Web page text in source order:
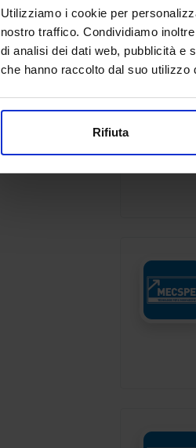
Utilizziamo i cookie per
nostro traffico. Condividiamo
di analisi dei dati web, pubblicità e
che hanno raccolto dal suo utilizzo
Rifiuta